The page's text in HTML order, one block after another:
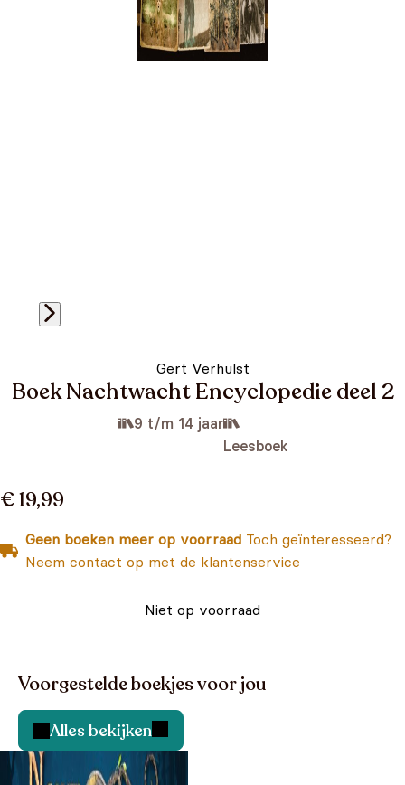
Gert Verhulst
Boek Nachtwacht Encyclopedie deel 2
9 t/m 14 jaar
Leesboek
€ 19,99
Geen boeken meer op voorraad Toch geïnteresseerd?
Neem contact op met de klantenservice
Niet op voorraad
Voorgestelde boekjes voor jou
Alles bekijken